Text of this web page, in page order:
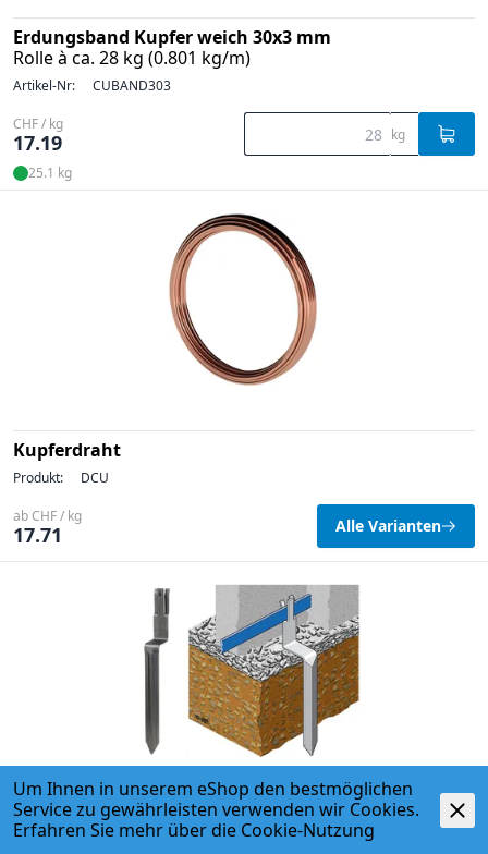
Erdungsband Kupfer weich 30x3 mm
Rolle à ca. 28 kg (0.801 kg/m)
Artikel-Nr: CUBAND303
CHF / kg
17.19 kg
25.1 kg
Kupferdraht
Produkt: DCU
ab CHF / kg
17.71 Alle Varianten
Stütze für Erdungsband aus Stahl
Um Ihnen in unserem eShop den bestmöglichen
Service zu gewährleisten verwenden wir Cookies.
Erfahren Sie mehr über die Cookie-Nutzung